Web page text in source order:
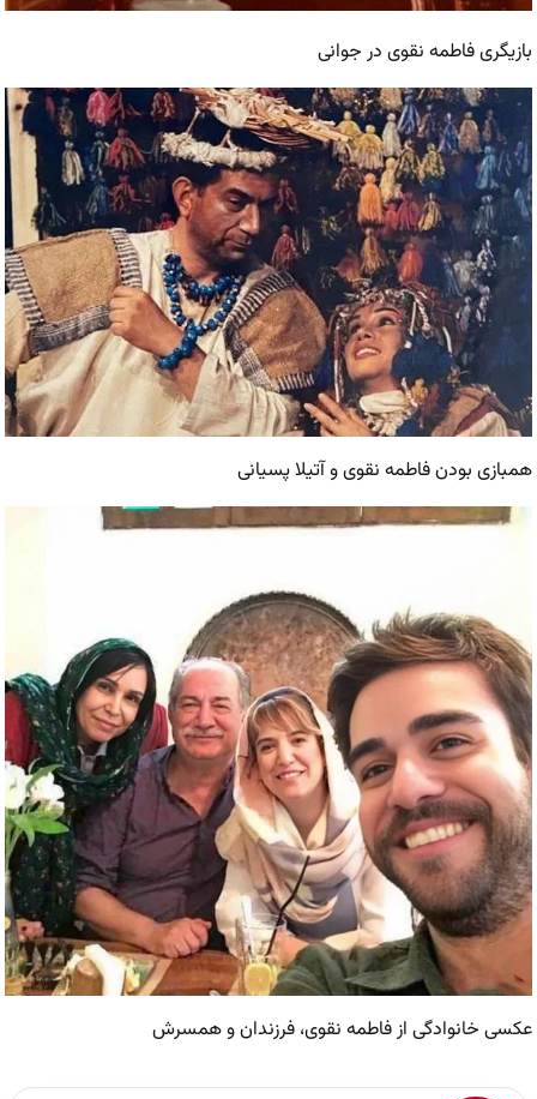
بازیگری فاطمه نقوی در جوانی
همبازی بودن فاطمه نقوی و آتیلا پسیانی
عکسی خانوادگی از فاطمه نقوی، فرزندان و همسرش